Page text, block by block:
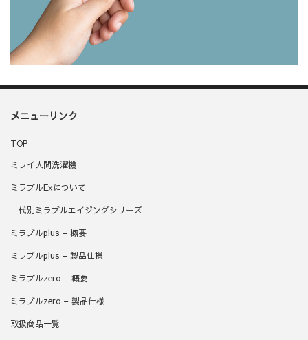
メニューリンク
TOP
ミライ人間洗濯機
ミラブルExについて
世代別ミラブルエイジングシリーズ
ミラブルplus – 概要
ミラブルplus – 製品仕様
ミラブルzero – 概要
ミラブルzero – 製品仕様
取扱商品一覧